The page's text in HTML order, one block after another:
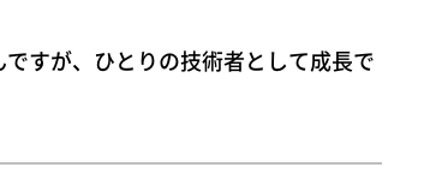
すが、ひとりの技術者として成長で